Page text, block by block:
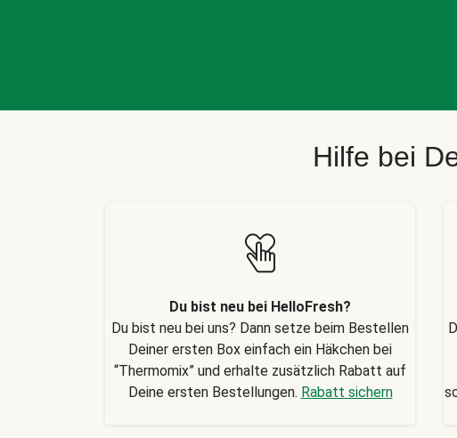
Hilfe bei
Du bist neu bei HelloFresh?
Du bist neu bei uns? Dann setze beim Bestellen
Deiner ersten Box einfach ein Häkchen bei
“Thermomix” und erhalte zusätzlich Rabatt auf
Deine ersten Bestellungen. Rabatt sichern